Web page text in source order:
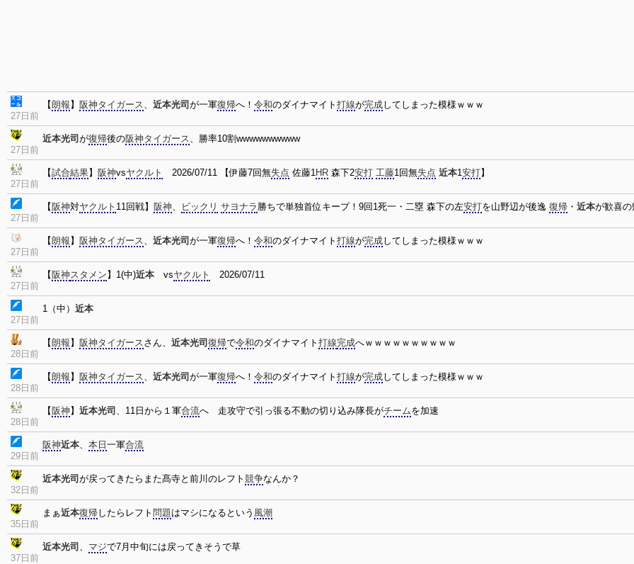
27日前
【朗報 】 阪神タイガース、 近本光司 が一軍復帰へ！ 令和のダイナマイト 打線が完成してしまった模様ｗｗｗ
27日前
近本光司 が復帰後の阪神タイガース、勝率10割wwwwwwwwww
27日前
【試合結果】 阪神vsヤクルト 2026/07/11 【伊藤7回無失点 佐藤1HR 森下2安打 工藤1回無失点 近本1安打】
27日前
【 阪神対ヤクルト 11回戦】 阪神、 ビックリ サヨナラ 勝ちで単独首位キープ！9回1死一・二塁 森下の左安打を山野辺が後逸 復帰 ・ 近本が歓喜
27日前
【朗報 】 阪神タイガース、 近本光司 が一軍復帰へ！ 令和のダイナマイト 打線が完成してしまった模様ｗｗｗ
27日前
【 阪神スタメン 】1(中)近本 vsヤクルト 2026/07/11
27日前
1（中） 近本
28日前
【朗報 】 阪神タイガースさん、 近本光司 復帰で令和のダイナマイト 打線完成へｗｗｗｗｗｗｗｗｗｗ
28日前
【朗報 】 阪神タイガース、 近本光司 が一軍復帰へ！ 令和のダイナマイト 打線が完成してしまった模様ｗｗｗ
28日前
【 阪神 】 近本光司 、11日から１軍合流へ 走攻守で引っ張る不動の切り込み隊長がチームを加速
29日前
阪神近本、 本日 一軍合流
32日前
近本光司 が戻ってきたらまた髙寺と前川のレフト 競争なんか？
35日前
まぁ近本復帰したらレフト 問題はマシになるという 風潮
37日前
近本光司 、 マジで7月中旬には戻ってきそうで草